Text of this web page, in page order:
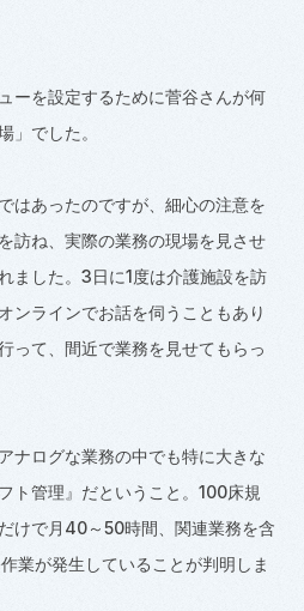
ーを設定するために菅谷さんが何
」でした。
はあったのですが、細心の注意を
訪ね、実際の業務の現場を見させ
ました。 3日に1度は介護施設を訪
ンラインでお話を伺うこともあり
って、間近で業務を見せてもらっ
ナログな業務の中でも特に大きな
ト管理』だということ。 100床規
けで月40～50時間、関連業務を含
業が発生していることが判明しま